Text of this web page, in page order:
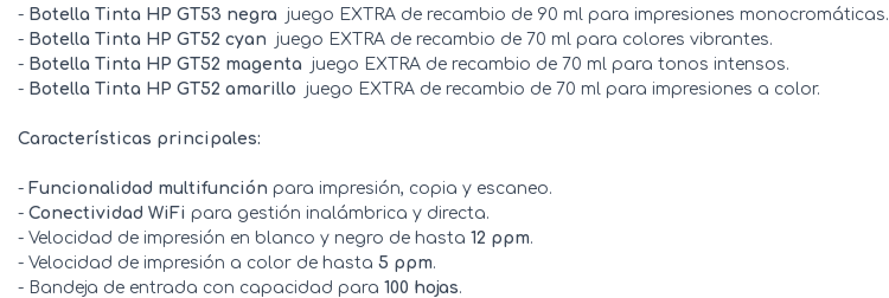
- Botella Tinta HP GT53 negra  juego EXTRA de recambio de 90 ml para impresiones monocromáticas.
- Botella Tinta HP GT52 cyan  juego EXTRA de recambio de 70 ml para colores vibrantes.
- Botella Tinta HP GT52 magenta  juego EXTRA de recambio de 70 ml para tonos intensos.
- Botella Tinta HP GT52 amarillo  juego EXTRA de recambio de 70 ml para impresiones a color.
Características principales:
- Funcionalidad multifunción para impresión, copia y escaneo.
- Conectividad WiFi para gestión inalámbrica y directa.
- Velocidad de impresión en blanco y negro de hasta 12 ppm.
- Velocidad de impresión a color de hasta 5 ppm.
- Bandeja de entrada con capacidad para 100 hojas.